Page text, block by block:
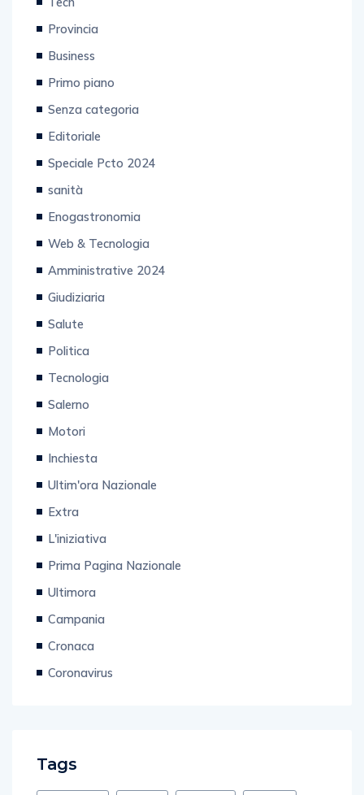
Provincia
Business
Primo piano
Senza categoria
Editoriale
Speciale Pcto 2024
sanità
Enogastronomia
Web & Tecnologia
Amministrative 2024
Giudiziaria
Salute
Politica
Tecnologia
Salerno
Motori
Inchiesta
Ultim'ora Nazionale
Extra
L'iniziativa
Prima Pagina Nazionale
Ultimora
Campania
Cronaca
Coronavirus
Tags